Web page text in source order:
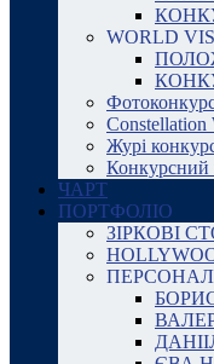
WORLD
Constellation
Журі
Конкурсний
ЧАРТ
ПОРТФОЛІО
ЗІРКОВІ